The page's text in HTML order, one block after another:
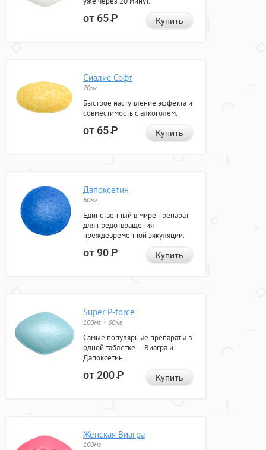
от 65Р Купить
Сиалис Софт
20мг
Быстрое наступление эффекта и
совместимость с алкоголем.
от 65Р Купить
Дапоксетин
60мг
Единственный в мире препарат
для предотвращения
преждевременной эякуляции.
от 90Р Купить
Super P-force
100мг + 60мг
Самые популярные препараты в
одной таблетке — Виагра и
Дапоксетин.
от 200Р Купить
Женская Виагра
100мг